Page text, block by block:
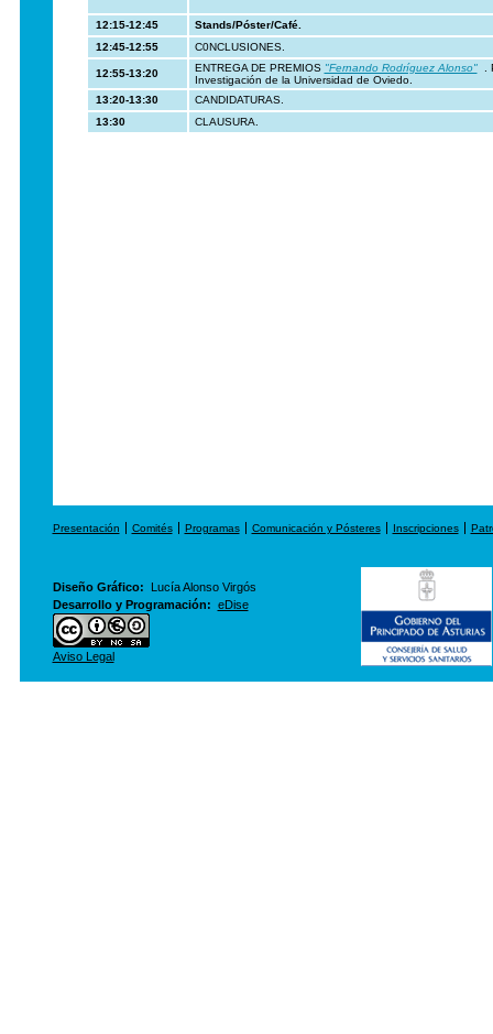
12:15-12:45
Stands/Póster/Café.
12:45-12:55
C0NCLUSIONES.
12:55-13:20 ENTREGA DE PREMIOS "Fernando Rodríguez Alonso"
.
Investigación de la Universidad de Oviedo.
13:20-13:30
CANDIDATURAS.
13:30
CLAUSURA.
Presentación Comités Programas Comunicación y Pósteres Inscripciones
Diseño Gráfico: Lucía Alonso Virgós
Desarrollo y Programación: eDise
Aviso Legal